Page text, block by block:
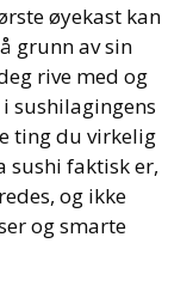
øyekast kan
grunn av sin
rive med og
sushilagingens
ting du virkelig
sushi faktisk er,
og ikke
og smarte